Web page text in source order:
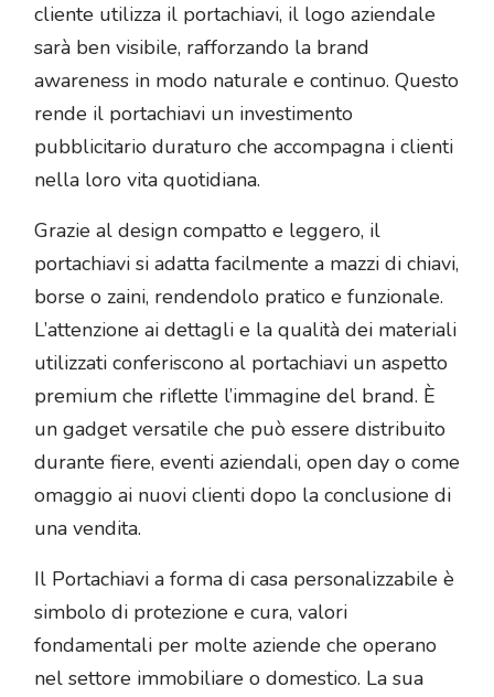
cliente utilizza il portachiavi, il logo aziendale
sarà ben visibile, rafforzando la brand
awareness in modo naturale e continuo. Questo
rende il portachiavi un investimento
pubblicitario duraturo che accompagna i clienti
nella loro vita quotidiana.
Grazie al design compatto e leggero, il
portachiavi si adatta facilmente a mazzi di chiavi,
borse o zaini, rendendolo pratico e funzionale.
L’attenzione ai dettagli e la qualità dei materiali
utilizzati conferiscono al portachiavi un aspetto
premium che riflette l’immagine del brand. È
un gadget versatile che può essere distribuito
durante fiere, eventi aziendali, open day o come
omaggio ai nuovi clienti dopo la conclusione di
una vendita.
Il Portachiavi a forma di casa personalizzabile è
simbolo di protezione e cura, valori
fondamentali per molte aziende che operano
nel settore immobiliare o domestico. La sua